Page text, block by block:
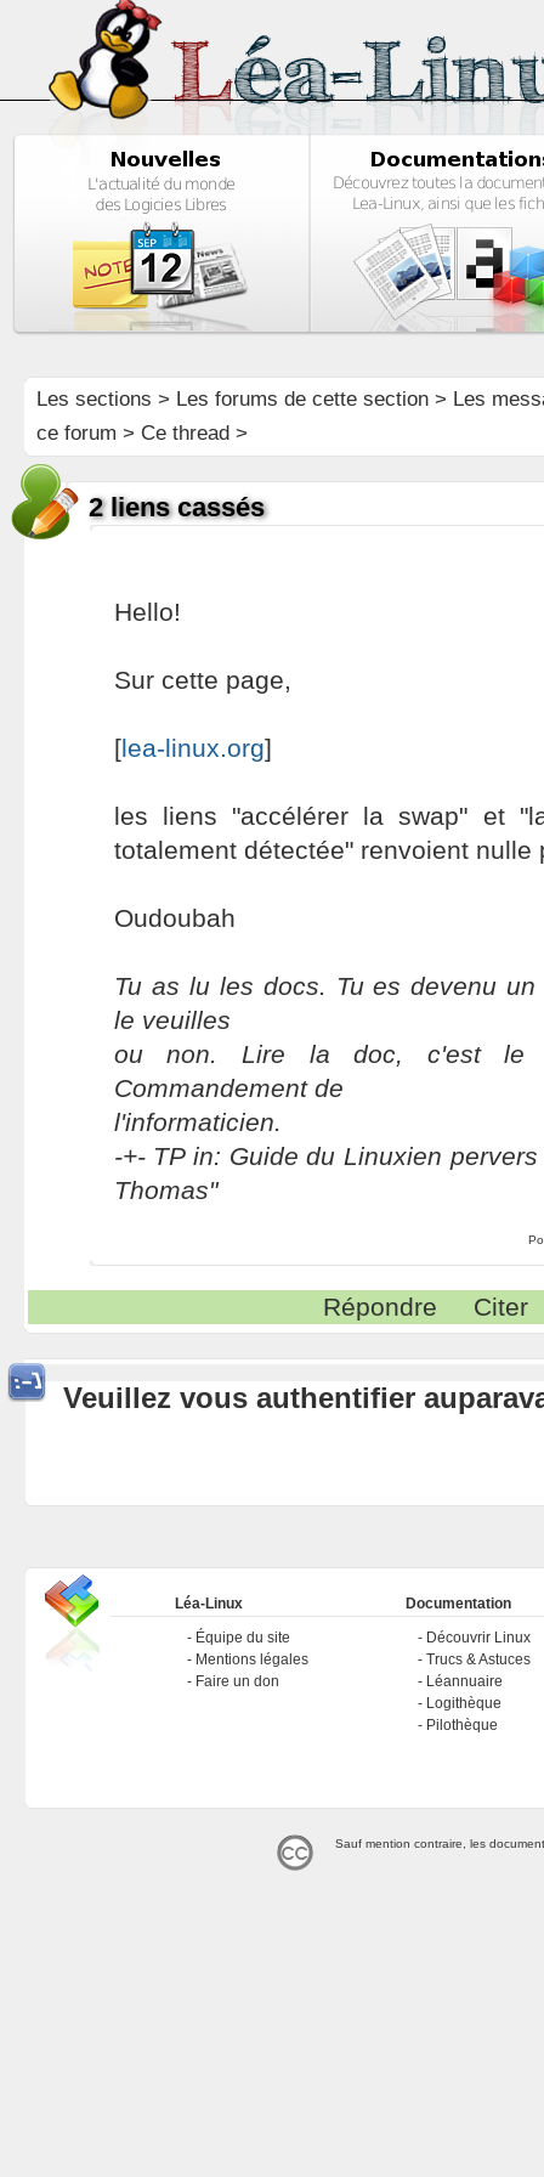
Les sections > Les forums de cette section> Les
ce forum > Ce thread >
2 liens cassés
Hello!
Sur cette page,
[lea-linux.org]
les liens "accélérer la swap" et
totalement détectée" renvoient nulle
Oudoubah
Tu as lu les docs. Tu es devenu
le veuilles
ou non. Lire la doc, c'est le
Commandement de
l'informaticien.
-+- TP in: Guide du Linuxien
Thomas"
Répondre Citer
Veuillez vous authentifier
Léa-Linux
Équipe du site
Mentions légales
Faire un don
Documentation
Découvrir Linux
Trucs & Astuces
Léannuaire
Logithèque
Pilothèque
Sauf mention contraire, les